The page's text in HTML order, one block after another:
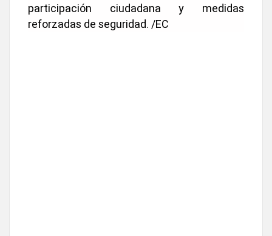
participación ciudadana y medidas
reforzadas de seguridad. /EC